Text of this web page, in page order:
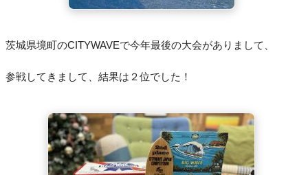
茨城県境町のCITYWAVEで今年最後の大会がありまして、
参戦してきまして、結果は２位でした！